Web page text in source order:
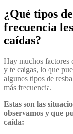
¿Qué tipos
frecuencia
caídas?
Hay muchos factores
y te caigas, lo que
algunos tipos de
más frecuencia.
Estas son las
observamos y que
caída: